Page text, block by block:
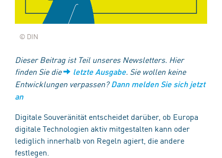
© DIN
Dieser Beitrag ist Teil unseres Newsletters. Hier
finden Sie die
letzte Ausgabe. Sie wollen keine
Entwicklungen verpassen? Dann melden Sie sich jetzt
an
Digitale Souveränität entscheidet darüber, ob Europa
digitale Technologien aktiv mitgestalten kann oder
lediglich innerhalb von Regeln agiert, die andere
festlegen.